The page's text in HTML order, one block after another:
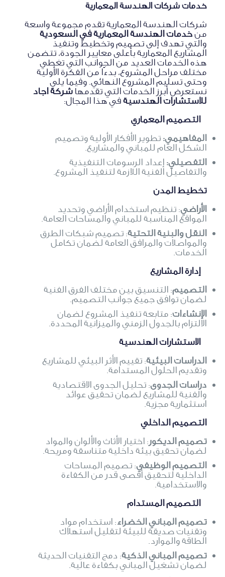
خدمات شركات الهندسة المعمارية
شركات الهندسة المعمارية تقدم مجموعة واسعة
منخدمات الهندسة المعمارية في السعودية
والتي تهدف إلى تصميم وتخطيط وتنفيذ
المشاريع المعمارية بأعلى معايير الجودة، تتضمن
هذه الخدمات العديد من الجوانب التي تغطي
مختلف مراحل المشروع، بدءًا من الفكرة الأولية
وحتى تسليم المشروع النهائي. وفيما يلي
نستعرض أبرز الخدمات التي تقدمهاشركة اجاد
للاستشارات الهندسيةفي هذا المجال:
التصميم المعماري
المفاهيمي: تطوير الأفكار الأولية وتصميم
الشكل العام للمباني والمشاريع.
التفصيلي: إعداد الرسومات التنفيذية
والتفاصيل الفنية اللازمة لتنفيذ المشروع.
تخطيط المدن
الأراضي: تنظيم استخدام الأراضي وتحديد
المواقع المناسبة للمباني والمساحات العامة.
النقل والبنية التحتية: تصميم شبكات الطرق
والمواصلات والمرافق العامة لضمان تكامل
الخدمات.
إدارة المشاريع
التصميم: التنسيق بين مختلف الفرق الفنية
لضمان توافق جميع جوانب التصميم.
الإنشاءات: متابعة تنفيذ المشروع لضمان
الالتزام بالجدول الزمني والميزانية المحددة.
الاستشارات الهندسية
الدراسات البيئية: تقييم الأثر البيئي للمشاريع
وتقديم الحلول المستدامة.
دراسات الجدوى: تحليل الجدوى الاقتصادية
والفنية للمشاريع لضمان تحقيق عوائد
استثمارية مجزية.
التصميم الداخلي
تصميم الديكور: اختيار الأثاث والألوان والمواد
لضمان تحقيق بيئة داخلية متناسقة ومريحة.
التصميم الوظيفي: تصميم المساحات
الداخلية لتحقيق أقصى قدر من الكفاءة
والاستخدامية.
التصميم المستدام
تصميم المباني الخضراء: استخدام مواد
وتقنيات صديقة للبيئة لتقليل استهلاك
الطاقة والموارد.
تصميم المباني الذكية: دمج التقنيات الحديثة
لضمان تشغيل المباني بكفاءة عالية.